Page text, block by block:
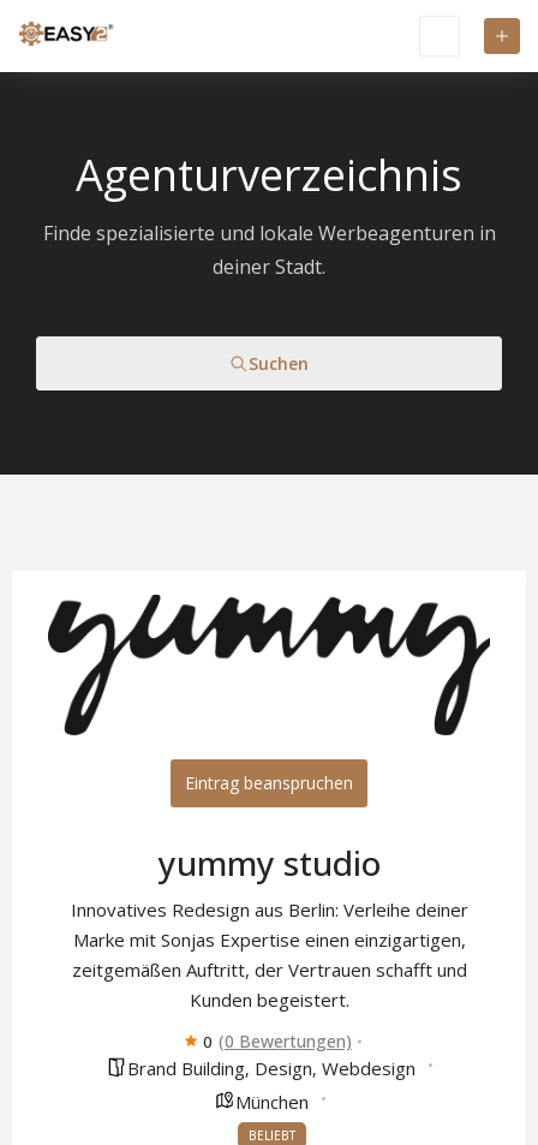
Agenturverzeichnis
Finde spezialisierte und lokale Werbeagenturen in
deiner Stadt.
Suchen
Eintrag beanspruchen
yummy studio
Innovatives Redesign aus Berlin: Verleihe deiner
Marke mit Sonjas Expertise einen einzigartigen,
zeitgemäßen Auftritt, der Vertrauen schafft und
Kunden begeistert.
0 (0 Bewertungen)
Brand Building, Design, Webdesign
München
BELIEBT